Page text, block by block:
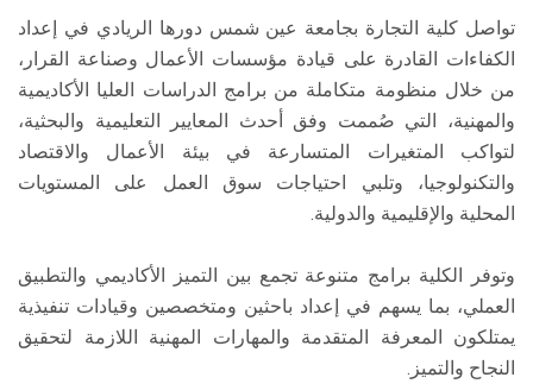
تواصل كلية التجارة بجامعة عين شمس دورها الريادي في إعداد
الكفاءات القادرة على قيادة مؤسسات الأعمال وصناعة القرار،
من خلال منظومة متكاملة من برامج الدراسات العليا الأكاديمية
والمهنية، التي صُممت وفق أحدث المعايير التعليمية والبحثية،
لتواكب المتغيرات المتسارعة في بيئة الأعمال والاقتصاد
والتكنولوجيا، وتلبي احتياجات سوق العمل على المستويات
المحلية والإقليمية والدولية.
وتوفر الكلية برامج متنوعة تجمع بين التميز الأكاديمي والتطبيق
العملي، بما يسهم في إعداد باحثين ومتخصصين وقيادات تنفيذية
يمتلكون المعرفة المتقدمة والمهارات المهنية اللازمة لتحقيق
النجاح والتميز.